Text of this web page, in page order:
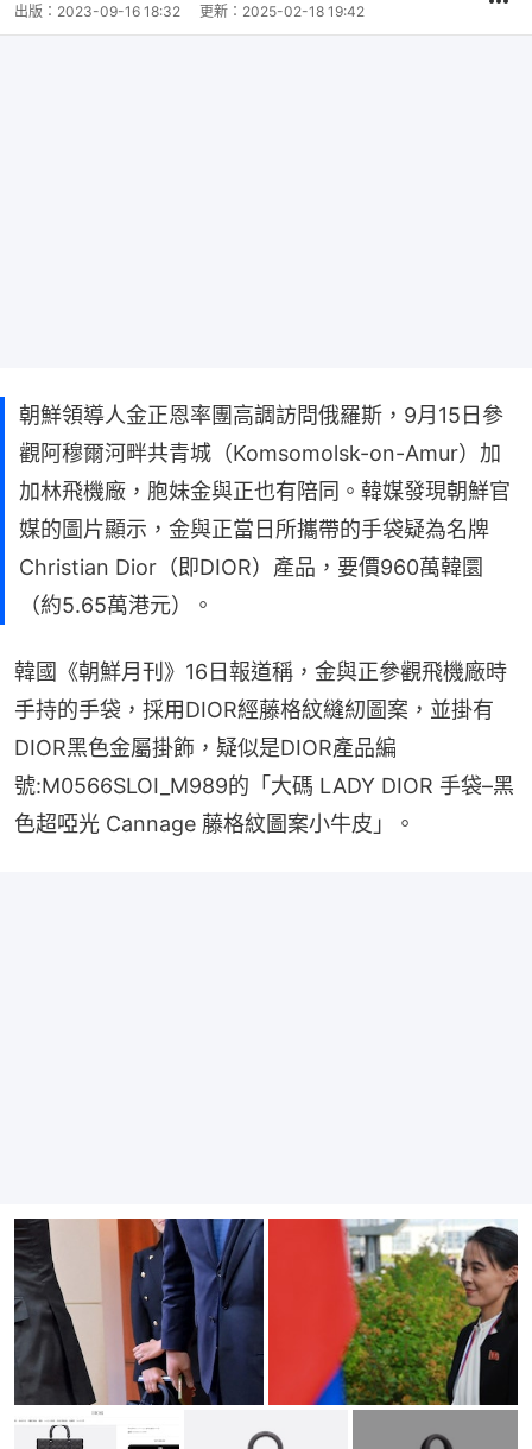
出版： 2023-09-16 18:32 更新： 2025-02-18 19:42
朝鮮領導人金正恩率團高調訪問俄羅斯，9月15日參
觀阿穆爾河畔共青城（Komsomolsk-on-Amur）加
加林飛機廠，胞妹金與正也有陪同。韓媒發現朝鮮官
媒的圖片顯示，金與正當日所攜帶的手袋疑為名牌
Christian Dior（即DIOR）產品，要價960萬韓圜
（約5.65萬港元）。
韓國《朝鮮月刊》16日報道稱，金與正參觀飛機廠時
手持的手袋，採用DIOR經藤格紋縫糿圖案，並掛有
DIOR黑色金屬掛飾，疑似是DIOR產品編
號:M0566SLOI_M989的「大碼 LADY DIOR 手袋–黑
色超啞光 Cannage 藤格紋圖案小牛皮」。